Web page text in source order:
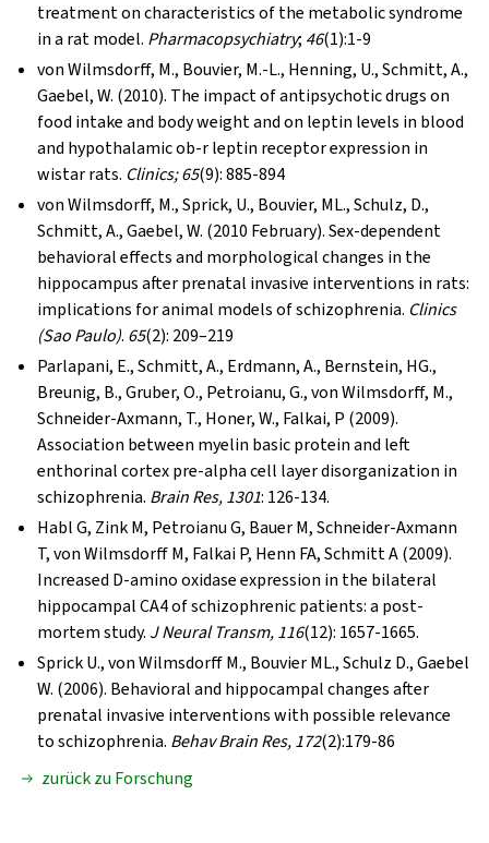
treatment on characteristics of the metabolic syndrome
in a rat model. Pharmacopsychiatry; 46(1):1-9
von Wilmsdorff, M., Bouvier, M.-L., Henning, U., Schmitt, A.,
Gaebel, W. (2010). The impact of antipsychotic drugs on
food intake and body weight and on leptin levels in blood
and hypothalamic ob-r leptin receptor expression in
wistar rats. Clinics; 65(9): 885-894
von Wilmsdorff, M., Sprick, U., Bouvier, ML., Schulz, D.,
Schmitt, A., Gaebel, W. (2010 February). Sex-dependent
behavioral effects and morphological changes in the
hippocampus after prenatal invasive interventions in rats:
implications for animal models of schizophrenia. Clinics
(Sao Paulo). 65(2): 209–219
Parlapani, E., Schmitt, A., Erdmann, A., Bernstein, HG.,
Breunig, B., Gruber, O., Petroianu, G., von Wilmsdorff, M.,
Schneider-Axmann, T., Honer, W., Falkai, P (2009).
Association between myelin basic protein and left
enthorinal cortex pre-alpha cell layer disorganization in
schizophrenia. Brain Res, 1301: 126-134.
Habl G, Zink M, Petroianu G, Bauer M, Schneider-Axmann
T, von Wilmsdorff M, Falkai P, Henn FA, Schmitt A (2009).
Increased D-amino oxidase expression in the bilateral
hippocampal CA4 of schizophrenic patients: a post-
mortem study. J Neural Transm, 116(12): 1657-1665.
Sprick U., von Wilmsdorff M., Bouvier ML., Schulz D., Gaebel
W. (2006). Behavioral and hippocampal changes after
prenatal invasive interventions with possible relevance
to schizophrenia. Behav Brain Res, 172(2):179-86
zurück zu Forschung